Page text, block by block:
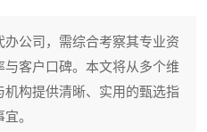
公司，需综合考察其专业资
客户口碑。本文将从多个维
构提供清晰、实用的甄选指
。